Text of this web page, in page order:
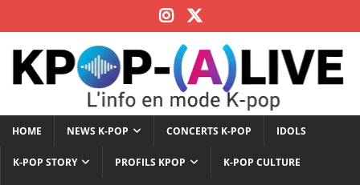
HOME NEWS K-POP CONCERTS K-POP IDOLS
K-POP STORY PROFILS KPOP K-POP CULTURE